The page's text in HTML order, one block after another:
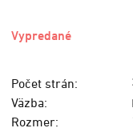
Vypredané
Počet strán:
Väzba:
Rozmer: